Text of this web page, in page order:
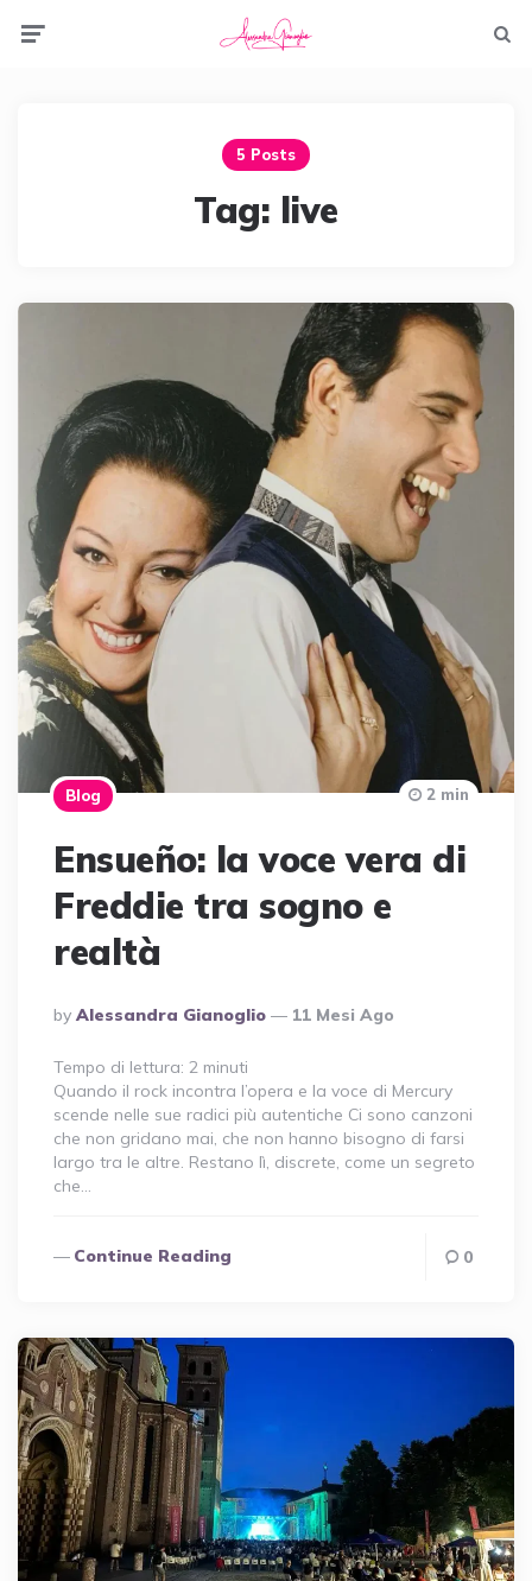
5 Posts
Tag: live
Blog
Ensueño: la voce vera di
Freddie tra sogno e
realtà
Posted
By
By Alessandra Gianoglio 11 Mesi Ago
2 min
Tempo di lettura: 2 minuti
Quando il rock incontra l’opera e la voce di Mercury
scende nelle sue radici più autentiche Ci sono canzoni
che non gridano mai, che non hanno bisogno di farsi
largo tra le altre. Restano lì, discrete, come un segreto
che…
Continue Reading 0